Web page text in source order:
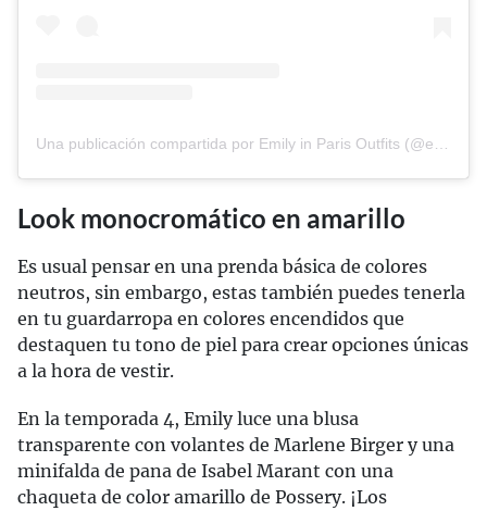
Una publicación compartida por Emily in Paris Outfits (@emilyinparisoutfits)
Look monocromático en amarillo
Es usual pensar en una prenda básica de colores
neutros, sin embargo, estas también puedes tenerla
en tu guardarropa en colores encendidos que
destaquen tu tono de piel para crear opciones únicas
a la hora de vestir.
En la temporada 4, Emily luce una blusa
transparente con volantes de Marlene Birger y una
minifalda de pana de Isabel Marant con una
chaqueta de color amarillo de Possery. ¡Los